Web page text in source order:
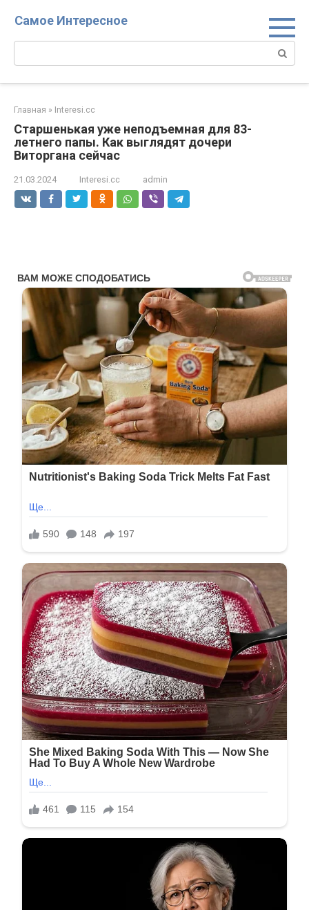
Самое Интересное
Поиск:
Главная » Interesi.cc
Старшенькая уже неподъемная для 83-
летнего папы. Как выглядят дочери
Виторгана сейчас
21.03.2024 Interesi.cc admin